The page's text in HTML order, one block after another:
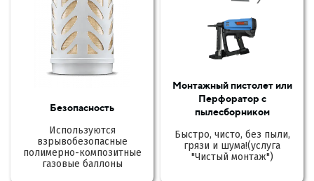
Безопасность
Используются
взрывобезопасные
полимерно-композитные
газовые баллоны
Монтажный пистолет или
Перфоратор с
пылесборником
Быстро, чисто, без пыли,
грязи и шума!(услуга
"Чистый монтаж")